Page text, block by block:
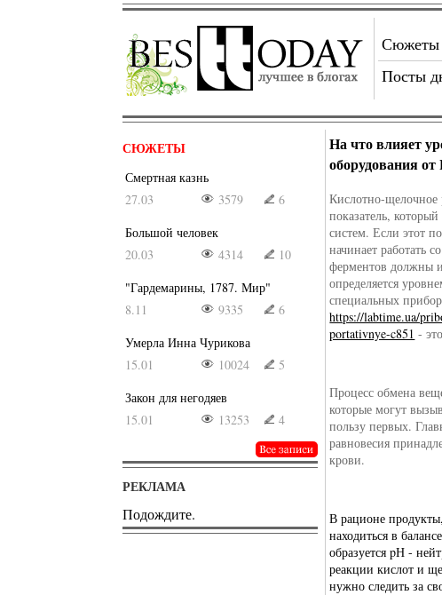
Сюжеты
Посты
СЮЖЕТЫ
Смертная казнь
27.03
3579
6
Большой человек
20.03
4314
10
"Гардемарины, 1787. Мир"
8.11
9335
6
Умерла Инна Чурикова
15.01
10024
5
Закон для негодяев
15.01
13253 4
РЕКЛАМА
Подождите.
На что влияет
оборудования
Кислотно-щелочное
показатель,
систем. Если этот
начинает работать
ферментов должны
определяется
специальных
https://labtime.ua/
portativnye-c851 -
Процесс обмена
которые могут
пользу первых.
равновесия
крови.
В рационе
находиться в
образуется pН -
реакции кислот и
нужно следить за